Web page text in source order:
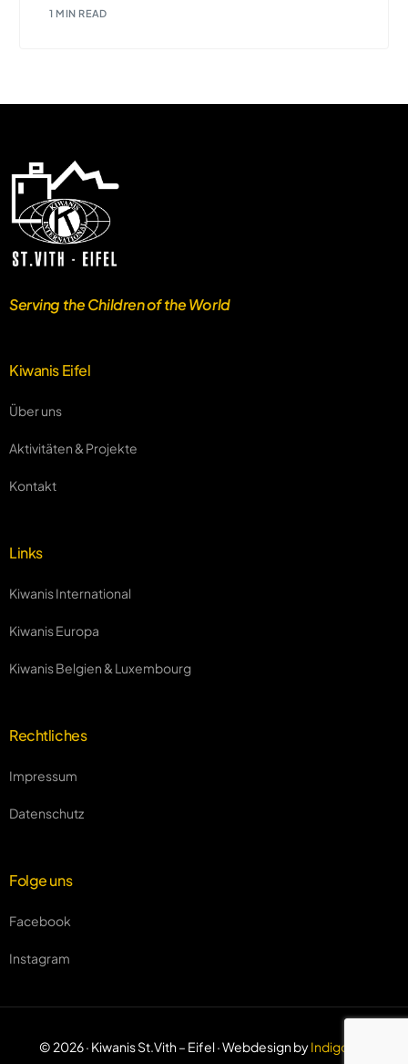
1 MIN READ
Serving the Children of the World
Kiwanis Eifel
Über uns
Aktivitäten & Projekte
Kontakt
Links
Kiwanis International
Kiwanis Europa
Kiwanis Belgien & Luxembourg
Rechtliches
Impressum
Datenschutz
Folge uns
Facebook
Instagram
© 2026 · Kiwanis St.Vith – Eifel · Webdesign byIndigo